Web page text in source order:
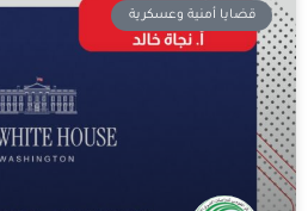
قضايا أمنية وعسكرية